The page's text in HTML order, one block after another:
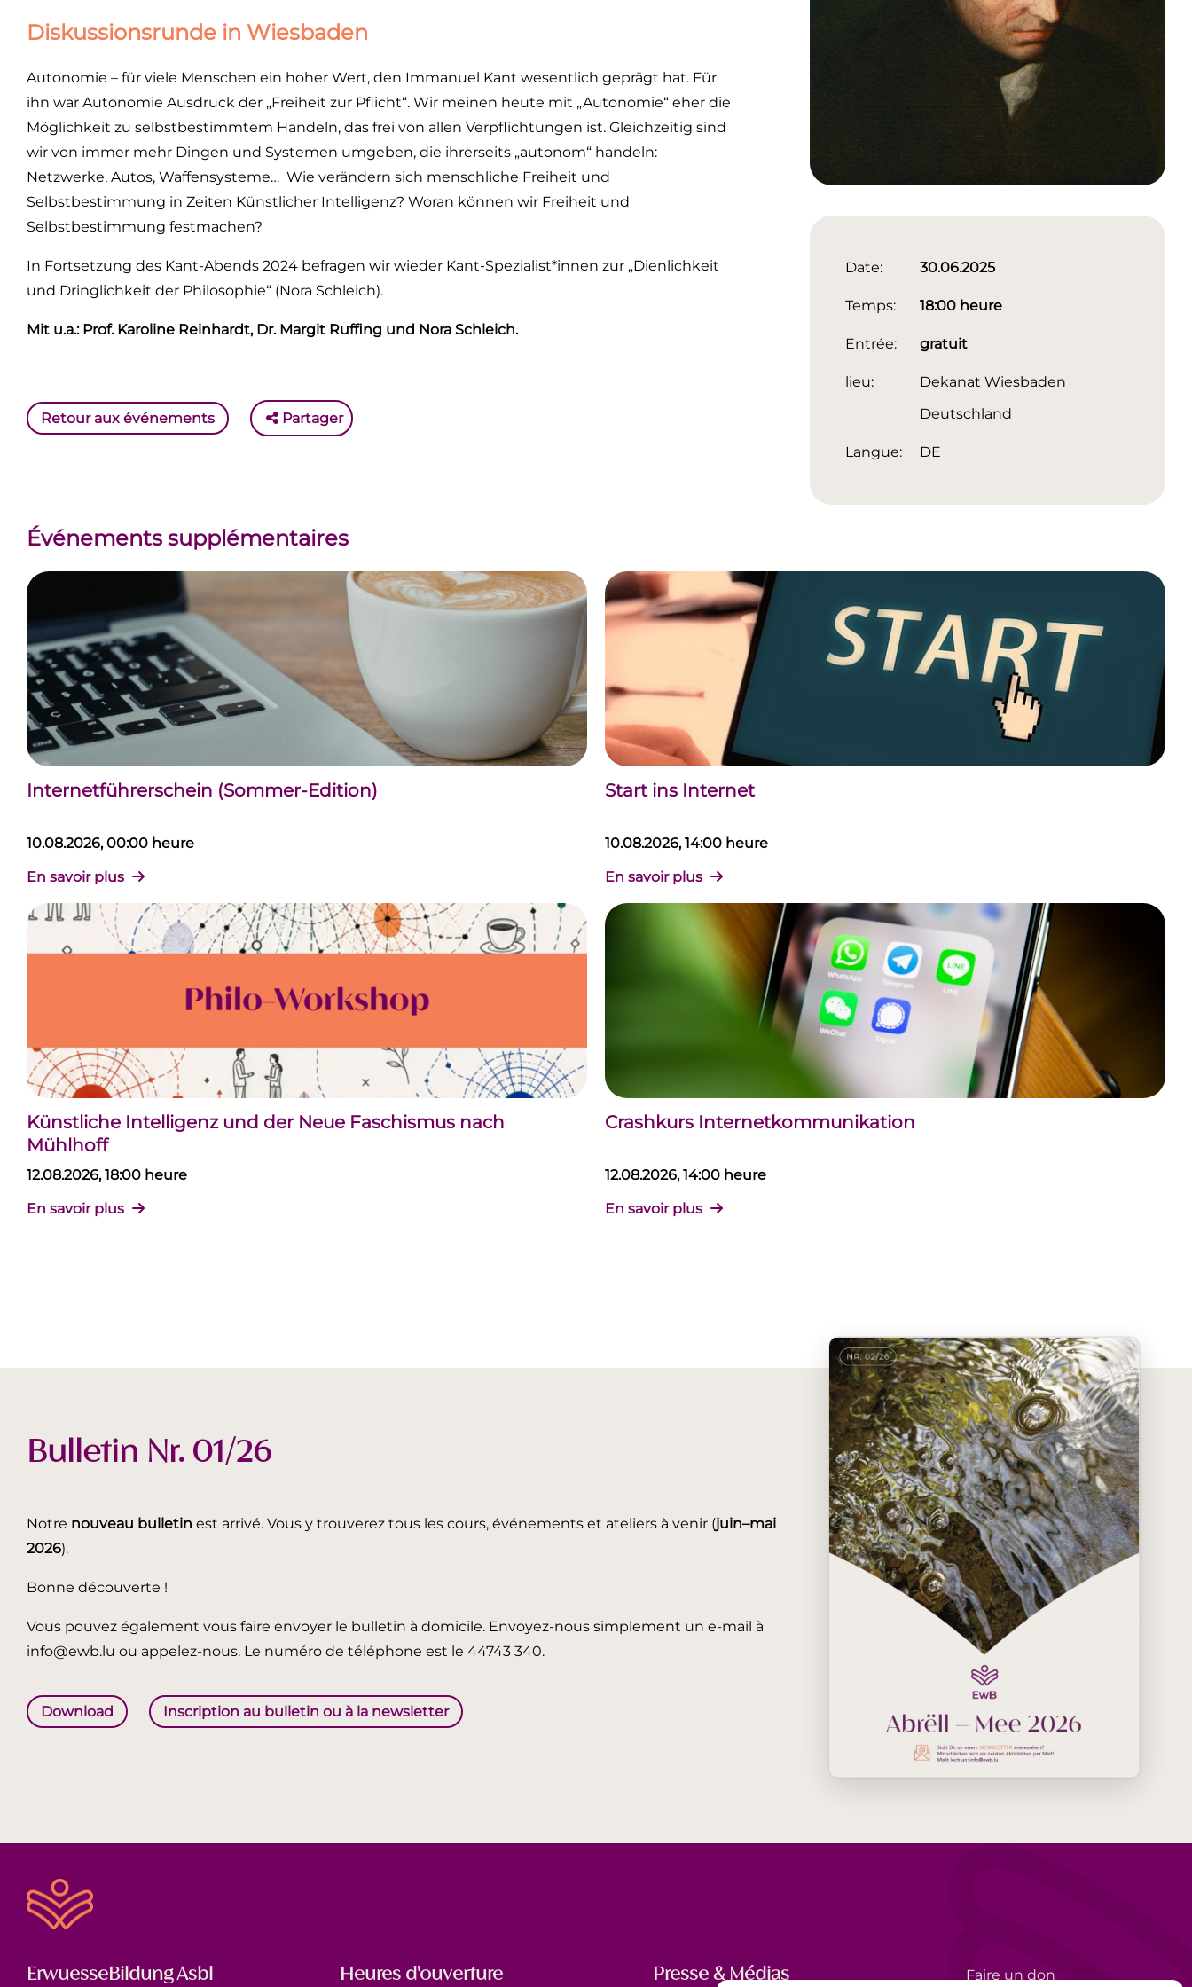
Diskussionsrunde in Wiesbaden
Autonomie – für viele Menschen ein hoher Wert, den Immanuel Kant wesentlich geprägt hat. Für
ihn war Autonomie Ausdruck der „Freiheit zur Pflicht“. Wir meinen heute mit „Autonomie“ eher die
Möglichkeit zu selbstbestimmtem Handeln, das frei von allen Verpflichtungen ist. Gleichzeitig sind
wir von immer mehr Dingen und Systemen umgeben, die ihrerseits „autonom“ handeln:
Netzwerke, Autos, Waffensysteme… Wie verändern sich menschliche Freiheit und
Selbstbestimmung in Zeiten Künstlicher Intelligenz? Woran können wir Freiheit und
Selbstbestimmung festmachen?
In Fortsetzung des Kant-Abends 2024 befragen wir wieder Kant-Spezialist*innen zur „Dienlichkeit
und Dringlichkeit der Philosophie“ (Nora Schleich).
Mit u.a.: Prof. Karoline Reinhardt, Dr. Margit Ruffing und Nora Schleich.
Retour aux événements Partager
Date: 30.06.2025
Temps: 18:00 heure
Entrée: gratuit
lieu:
Dekanat Wiesbaden
Deutschland
Langue: DE
Événements supplémentaires
Internetführerschein (Sommer-Edition)
10.08.2026, 00:00 heure
En savoir plus
Start ins Internet
10.08.2026, 14:00 heure
En savoir plus
Künstliche Intelligenz und der Neue Faschismus nach
Mühlhoff
12.08.2026, 18:00 heure
En savoir plus
Crashkurs Internetkommunikation
12.08.2026, 14:00 heure
En savoir plus
Bulletin Nr. 01/26
Notre nouveau bulletin est arrivé. Vous y trouverez tous les cours, événements et ateliers à venir (juin–mai
2026).
Bonne découverte !
Vous pouvez également vous faire envoyer le bulletin à domicile. Envoyez-nous simplement un e-mail à
info@ewb.lu ou appelez-nous. Le numéro de téléphone est le 44743 340.
Download Inscription au bulletin ou à la newsletter
ErwuesseBildung Asbl Heures d'ouverture Presse & Médias Faire un don